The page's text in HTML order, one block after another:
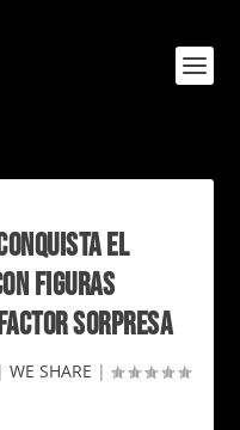
EL
FIGURAS
SORPRESA
| WE SHARE |